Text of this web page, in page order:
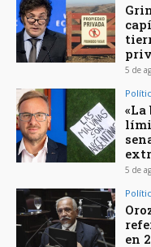
5 de
5 de
en